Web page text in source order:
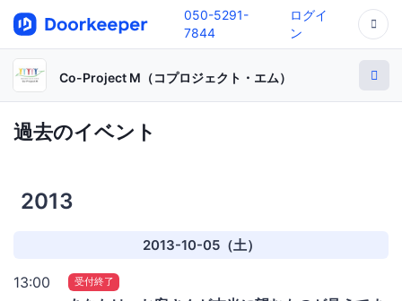
050-5291-
7844
ログイ
ン
Co-Project M（コプロジェクト・エム）
過去のイベント
2013
2013-10-05（土）
13:00 受付終了